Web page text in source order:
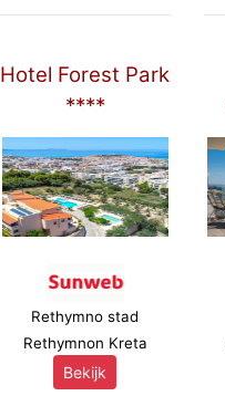
Hotel Forest Park
****
Rethymno stad
Rethymnon Kreta
Bekijk